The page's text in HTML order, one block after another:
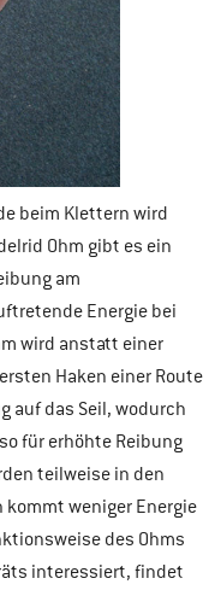
beim Klettern wird
Ohm gibt es ein
am
Energie bei
wird anstatt einer
Haken einer Route
auf das Seil, wodurch
für erhöhte Reibung
teilweise in den
weniger Energie
des Ohms
interessiert, findet